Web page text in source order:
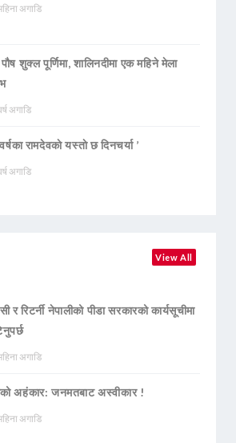
अगाडि
शुक्ल पूर्णिमा, शालिनदीमा एक महिने मेला
अगाडि
रामदेवकाे यस्ताे छ दिनचर्या ’
अगाडि
View All
र रिटर्नी नेपालीको पीडा सरकारको कार्यसूचीमा
अगाडि
अहंकार: जनमतबाट अस्वीकार !
अगाडि